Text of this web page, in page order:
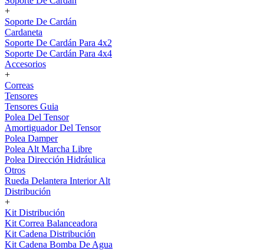
+
Soporte De Cardán
Cardaneta
Soporte De Cardán Para 4x2
Soporte De Cardán Para 4x4
Accesorios
+
Correas
Tensores
Tensores Guia
Polea Del Tensor
Amortiguador Del Tensor
Polea Damper
Polea Alt Marcha Libre
Polea Dirección Hidráulica
Otros
Rueda Delantera Interior Alt
Distribución
+
Kit Distribución
Kit Correa Balanceadora
Kit Cadena Distribución
Kit Cadena Bomba De Agua